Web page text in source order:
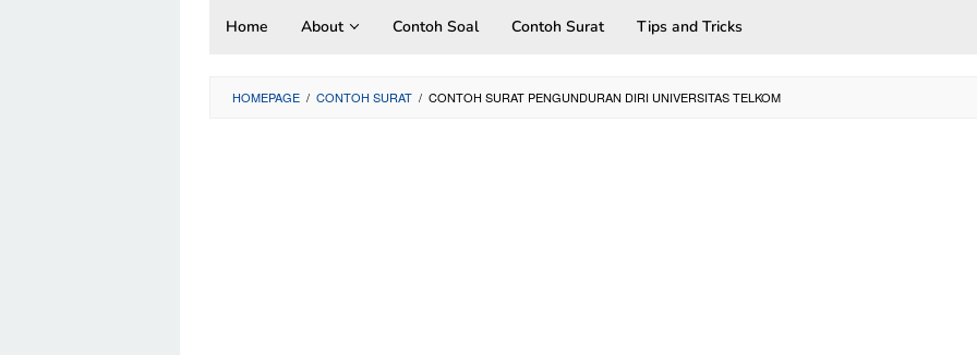
Home About Contoh Soal Contoh Surat Tips and Tricks
HOMEPAGE / CONTOH SURAT / CONTOH SURAT PENGUNDURAN DIRI UNIVERSITAS TELKOM